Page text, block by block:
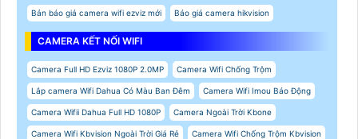
Bản báo giá camera wifi ezviz mới Báo giá camera hikvision
CAMERA KẾT NỐI WIFI
Camera Full HD Ezviz 1080P 2.0MP Camera Wifi Chống Trộm
Lắp camera Wifi Dahua Có Màu Ban Đêm Camera Wifi Imou Báo Động
Camera Wifii Dahua Full HD 1080P Camera Ngoài Trời Kbone
Camera Wifi Kbvision Ngoài Trời Giá Rẻ Camera Wifi Chống Trộm Kbvision